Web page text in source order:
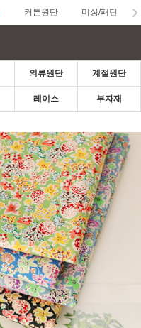
커튼원단 미싱/패턴
의류원단 계절원단
레이스 부자재